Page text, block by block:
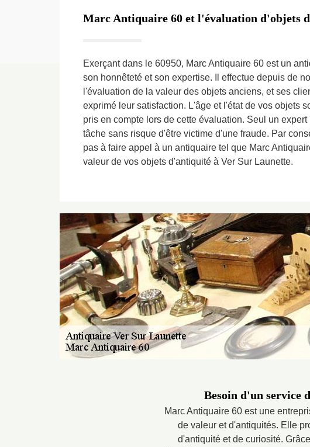
Marc Antiquaire 60 et l'évaluation d'objets
Exerçant dans le 60950, Marc Antiquaire 60 est un
son honnêteté et son expertise. Il effectue depuis de
l'évaluation de la valeur des objets anciens, et ses
exprimé leur satisfaction. L'âge et l'état de vos objets
pris en compte lors de cette évaluation. Seul un
tâche sans risque d'être victime d'une fraude. Par
pas à faire appel à un antiquaire tel que Marc
valeur de vos objets d'antiquité à Ver Sur Launette.
Besoin d'un service
Marc Antiquaire 60 est une
de valeur et d'antiquités. Elle
d'antiquité et de curiosité.